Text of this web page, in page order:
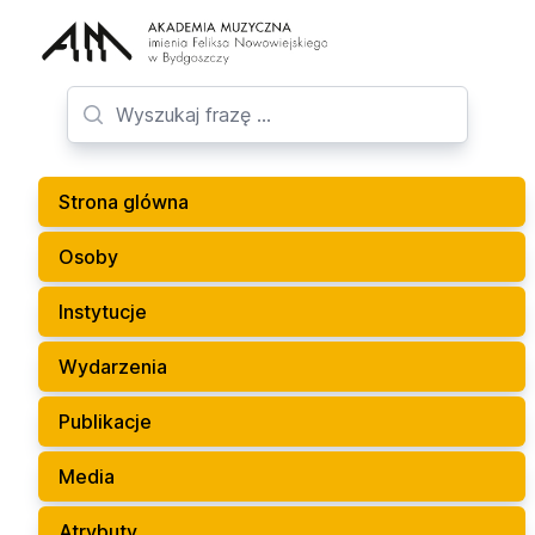
Strona glówna
Osoby
Instytucje
Wydarzenia
Publikacje
Media